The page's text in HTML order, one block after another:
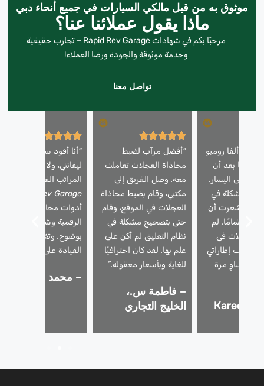
موثوق به من قبل مالكي السيارات في جميع أنحاء دبي
ماذا يقول عملائنا عنا؟
مرحبًا بكم في شهادات Rapid Rev Garage – تجارب حقيقية
وخدمة موثوقة والجودة ورضا العملاء!
تواصل معنا
ألفا روميو
هنا بعد أن
إلى اليسار.
المشكلة في
وشعرت أن
تمامًا. لم
مشكلات في
وأصبحت إطاراتي
متساوٍ مرة
– Kareem
“أفضل مرآب لضبط
محاذاة العجلات تعاملت
معه. وصل الفريق إلى
مكتبي، وقام بضبط محاذاة
العجلات في الموقع، وقام
حتى بتصحيح مشكلة في
نظام التعليق لم أكن على
علم بها. لقد كان احترافيًا
للغاية وبأسعار معقولة.”
– فاطمة س.،
الخليج التجاري
“أنا أقود سيارة مازيراتي
ليفانتي، ولا أثق إلا في
المرائب الفاخرة.
Rapid Rev Garage
أدوات محاذاة العجلات
الرقمية وشرح الزوايا
بوضوح. وتغيرت جودة
القيادة على الفور.”
– محمد أ.، جميرا